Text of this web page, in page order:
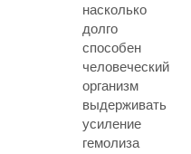
насколько
долго
способен
человеческий
организм
выдерживать
усиление
гемолиза